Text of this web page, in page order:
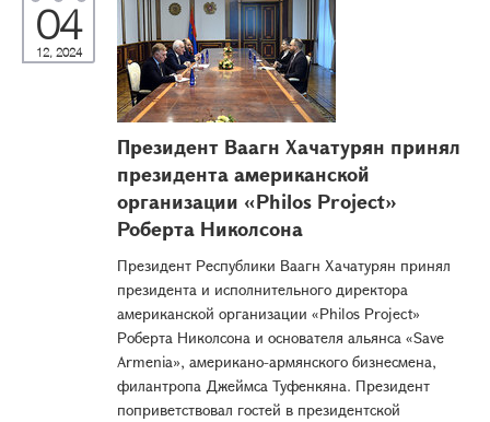
04
12, 2024
Президент Ваагн Хачатурян принял
президента американской
организации «Philos Project»
Роберта Николсона
Президент Республики Ваагн Хачатурян принял
президента и исполнительного директора
американской организации «Philos Project»
Роберта Николсона и основателя альянса «Save
Armenia», американо-армянского бизнесмена,
филантропа Джеймса Туфенкяна. Президент
поприветствовал гостей в президентской